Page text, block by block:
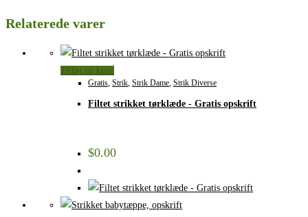
Relaterede varer
Tilføj til kurv
Gratis, Strik, Strik Dame, Strik Diverse
Filtet strikket tørklæde - Gratis opskrift
$0.00